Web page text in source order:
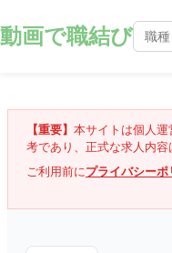
動画で職結び
【重要】 本サイトは個人
考であり、正式な求人内容
ご利用前にプライバシーポ